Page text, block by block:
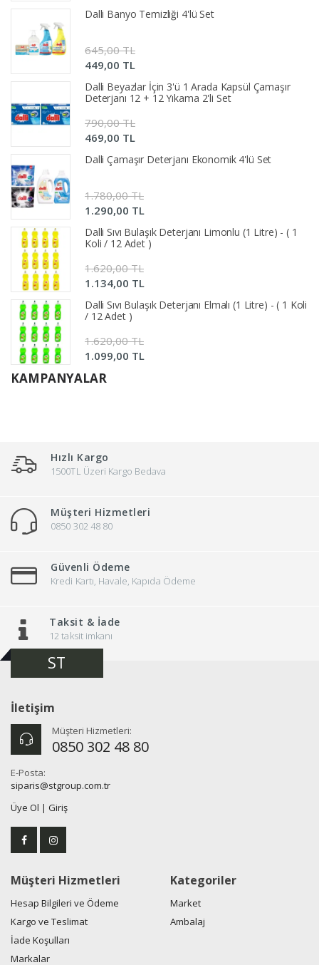
Dalli Banyo Temizliği 4'lü Set
645,00 TL
449,00 TL
Dalli Beyazlar İçin 3'ü 1 Arada Kapsül Çamaşır
Deterjanı 12 + 12 Yıkama 2'li Set
790,00 TL
469,00 TL
Dalli Çamaşır Deterjanı Ekonomik 4'lü Set
1.780,00 TL
1.290,00 TL
Dalli Sıvı Bulaşık Deterjanı Limonlu (1 Litre) - ( 1
Koli / 12 Adet )
1.620,00 TL
1.134,00 TL
Dalli Sıvı Bulaşık Deterjanı Elmalı (1 Litre) - ( 1 Koli
/ 12 Adet )
1.620,00 TL
1.099,00 TL
KAMPANYALAR
Hızlı Kargo
1500TL Üzeri Kargo Bedava
Müşteri Hizmetleri
0850 302 48 80
Güvenli Ödeme
Kredi Kartı, Havale, Kapıda Ödeme
Taksit & İade
12 taksit imkanı
ST
İletişim
Müşteri Hizmetleri:
0850 302 48 80
E-Posta:
siparis@stgroup.com.tr
Üye Ol | Giriş
Müşteri Hizmetleri
Hesap Bilgileri ve Ödeme
Kargo ve Teslimat
İade Koşulları
Markalar
Kategoriler
Market
Ambalaj